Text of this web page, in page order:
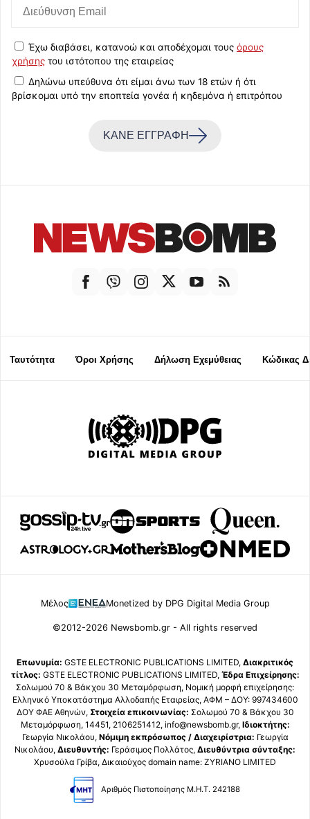
Έχω διαβάσει, κατανοώ και αποδέχομαι τους όρους
χρήσης του ιστότοπου της εταιρείας
Δηλώνω υπεύθυνα ότι είμαι άνω των 18 ετών ή ότι
βρίσκομαι υπό την εποπτεία γονέα ή κηδεμόνα ή επιτρόπου
ΚΑΝΕ ΕΓΓΡΑΦΗ
Ταυτότητα Όροι Χρήσης Δήλωση Εχεμύθειας Κώδικας
Μέλος Monetized by DPG Digital Media Group
©2012-2026 Newsbomb.gr - All rights reserved
Επωνυμία: GSTE ELECTRONIC PUBLICATIONS LIMITED, Διακριτικός
τίτλος: GSTE ELECTRONIC PUBLICATIONS LIMITED, Έδρα Επιχείρησης:
Σολωμού 70 & Βάκχου 30 Μεταμόρφωση, Νομική μορφή επιχείρησης:
Ελληνικό Υποκατάστημα Αλλοδαπής Εταιρείας, ΑΦΜ – ΔΟΥ: 997434600
ΔΟΥ ΦΑΕ Αθηνών, Στοιχεία επικοινωνίας: Σολωμού 70 & Βάκχου 30
Μεταμόρφωση, 14451, 2106251412, info@newsbomb.gr, Ιδιοκτήτης:
Γεωργία Νικολάου, Νόμιμη εκπρόσωπος / Διαχειρίστρια: Γεωργία
Νικολάου, Διευθυντής: Γεράσιμος Πολλάτος, Διευθύντρια σύνταξης:
Χρυσούλα Γρίβα, Δικαιούχος domain name: ZYRIANO LIMITED
Αριθμός Πιστοποίησης Μ.Η.Τ. 242188